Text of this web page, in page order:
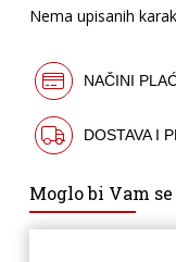
Nema upisanih
NAČINI
DOSTAVA I
Moglo bi Vam